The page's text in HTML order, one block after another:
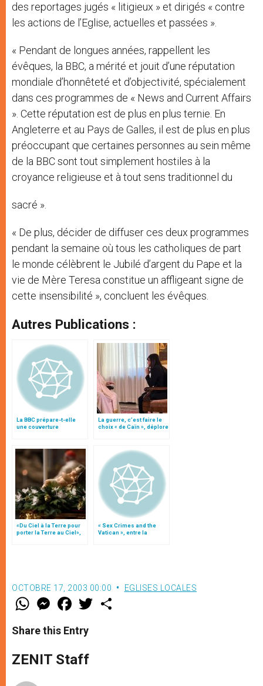
des reportages jugés « litigieux » et dirigés « contre
les actions de l’Eglise, actuelles et passées ».
« Pendant de longues années, rappellent les
évêques, la BBC, a mérité et jouit d’une réputation
mondiale d’honnêteté et d’objectivité, spécialement
dans ces programmes de « News and Current Affairs
». Cette réputation est de plus en plus ternie. En
Angleterre et au Pays de Galles, il est de plus en plus
préoccupant que certaines personnes au sein même
de la BBC sont tout simplement hostiles à la
croyance religieuse et à tout sens traditionnel du
sacré ».
« De plus, décider de diffuser ces deux programmes
pendant la semaine où tous les catholiques de part
le monde célèbrent le Jubilé d’argent du Pape et la
vie de Mère Teresa constitue un affligeant signe de
cette insensibilité », concluent les évêques.
Autres Publications :
La BBC prépare-t-elle
une couverture
La guerre, c’est faire le
choix « de Caïn », déplore
«Du Ciel à la Terre pour
porter la Terre au Ciel»,
« Sex Crimes and the
Vatican », entre la
OCTOBRE 17, 2003 00:00 EGLISES LOCALES
W
t
s
p
p
M
e
s
e
g
e
F
a
e
b
o
k
w
Share this Entry
ZENIT Staff